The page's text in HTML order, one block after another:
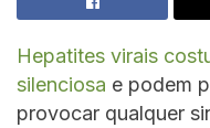
Hepatites virais
silenciosa e podem
provocar qualquer